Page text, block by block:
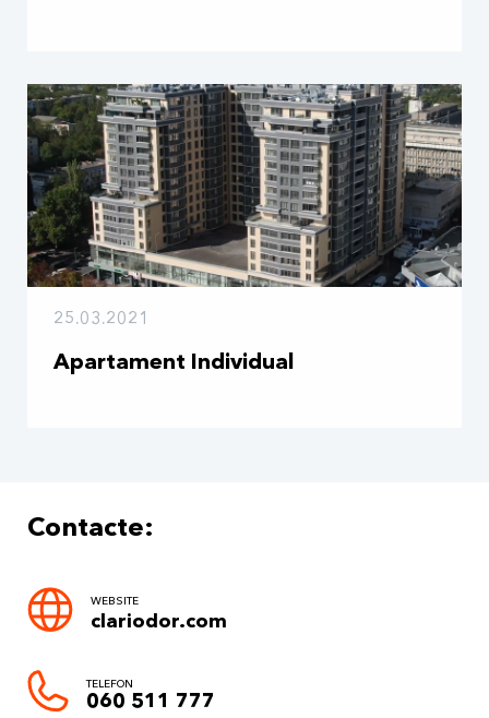
25.03.2021
Apartament Individual
Contacte:
WEBSITE
clariodor.com
TELEFON
060 511 777